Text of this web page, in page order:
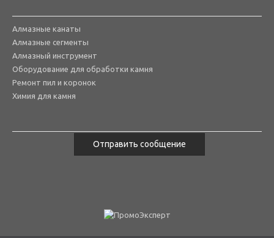
Алмазные канаты
Алмазные сегменты
Алмазный инструмент
Оборудование для обработки камня
Ремонт пил и коронок
Химия для камня
Отправить сообщение